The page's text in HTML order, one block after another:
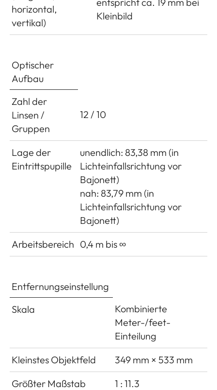
horizontal,
vertikal)
Kleinbild
Optischer
Aufbau
Zahl der
Linsen /
Gruppen
12 / 10
Lage der
Eintrittspupille
unendlich: 83,38 mm (in
Lichteinfallsrichtung vor
Bajonett)
nah: 83,79 mm (in
Lichteinfallsrichtung vor
Bajonett)
Arbeitsbereich 0,4 m bis ∞
Entfernungseinstellung
Skala
Kombinierte
Meter-/feet-
Einteilung
Kleinstes Objektfeld
349 mm × 533 mm
Größter Maßstab
1 : 11.3